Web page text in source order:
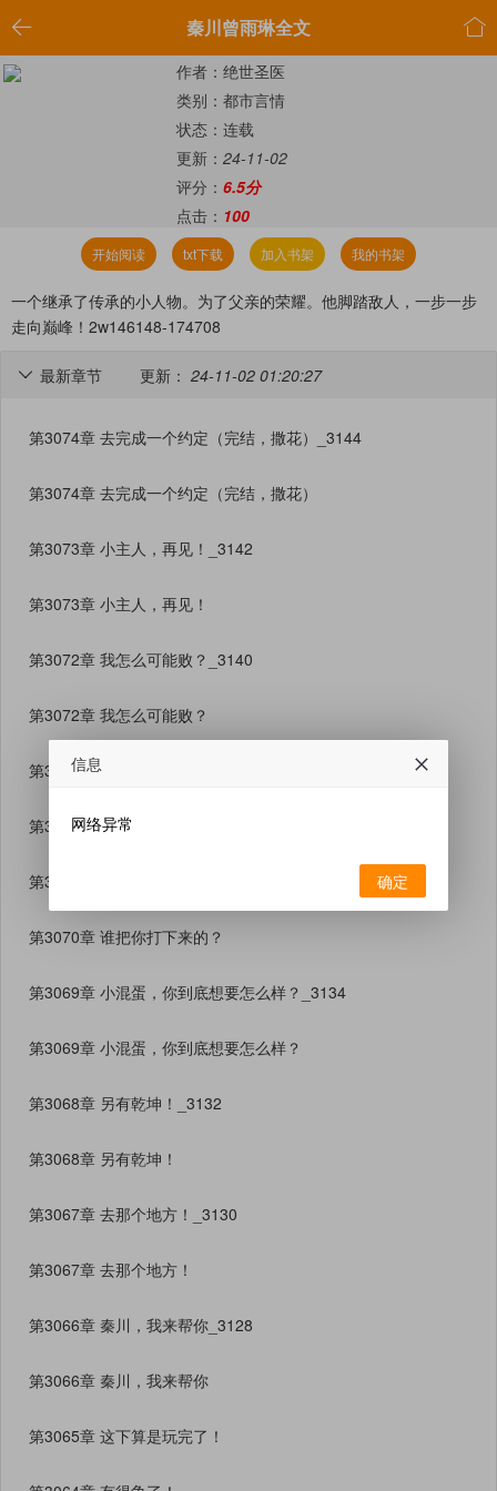
 秦川曾雨琳全文 
作者：绝世圣医
类别：都市言情
状态：连载
更新：24-11-02
评分：6.5分
点击： 100
开始阅读 txt下载 加入书架 我的书架
一个继承了传承的小人物。为了父亲的荣耀。他脚踏敌人，一步一步
走向巅峰！2w146148-174708
最新章节 更新： 24-11-02 01:20:27

第3074章 去完成一个约定（完结，撒花）_3144
第3074章 去完成一个约定（完结，撒花）
第3073章 小主人，再见！_3142
第3073章 小主人，再见！
第3072章 我怎么可能败？_3140
第3072章 我怎么可能败？
第3071章 我的真正实力！_3138
第3071章 我的真正实力！
第3070章 谁把你打下来的？_3136
第3070章 谁把你打下来的？
第3069章 小混蛋，你到底想要怎么样？_3134
第3069章 小混蛋，你到底想要怎么样？
第3068章 另有乾坤！_3132
第3068章 另有乾坤！
第3067章 去那个地方！_3130
第3067章 去那个地方！
第3066章 秦川，我来帮你_3128
第3066章 秦川，我来帮你
第3065章 这下算是玩完了！
信息
网络异常
确定